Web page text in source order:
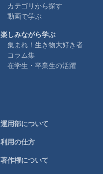
カテゴリから探す
動画で学ぶ
楽しみながら学ぶ
集まれ！生き物大好き者
コラム集
在学生・卒業生の活躍
運用部について
利用の仕方
著作権について